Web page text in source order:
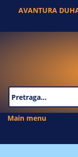
AVANTURA
SEARCH
Main menu